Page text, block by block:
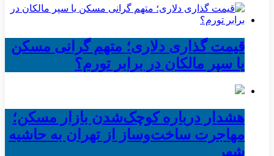
قیمت گذاری دلاری؛ متهم گرانی مسکن
یا سپر مالکان در برابر تورم؟
هشدار درباره کوچک‌شدن بازار مسکن؛
مهاجرت ساخت‌وساز از تهران به حاشیه‌
شهر